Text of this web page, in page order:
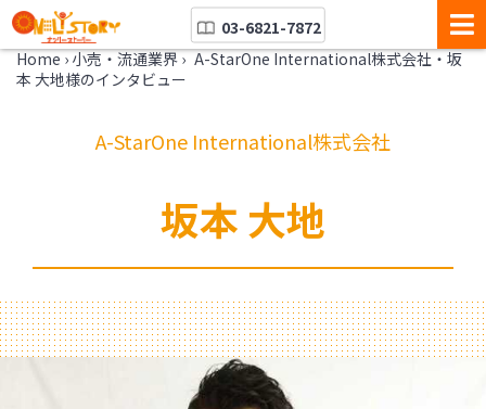
03-6821-7872
Home › 小売・流通業界 › A-StarOne International株式会社・坂
本 大地様のインタビュー
A-StarOne International株式会社
坂本 大地